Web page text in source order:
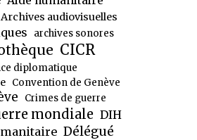
Archives audiovisuelles
archives sonores
CICR
diplomatique
Convention de Genève
Crimes de guerre
mondiale DIH
Délégué